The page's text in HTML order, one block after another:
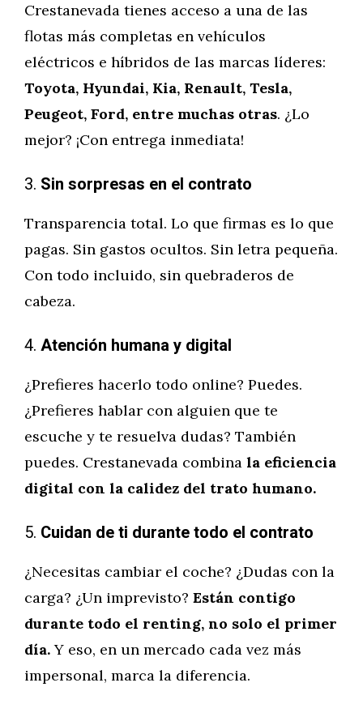
Crestanevada tienes acceso a una de las
flotas más completas en vehículos
eléctricos e híbridos de las marcas líderes:
Toyota, Hyundai, Kia, Renault, Tesla,
Peugeot, Ford, entre muchas otras. ¿Lo
mejor? ¡Con entrega inmediata!
3. Sin sorpresas en el contrato
Transparencia total. Lo que firmas es lo que
pagas. Sin gastos ocultos. Sin letra pequeña.
Con todo incluido, sin quebraderos de
cabeza.
4. Atención humana y digital
¿Prefieres hacerlo todo online? Puedes.
¿Prefieres hablar con alguien que te
escuche y te resuelva dudas? También
puedes. Crestanevada combina la eficiencia
digital con la calidez del trato humano.
5. Cuidan de ti durante todo el contrato
¿Necesitas cambiar el coche? ¿Dudas con la
carga? ¿Un imprevisto? Están contigo
durante todo el renting, no solo el primer
día.Y eso, en un mercado cada vez más
impersonal, marca la diferencia.